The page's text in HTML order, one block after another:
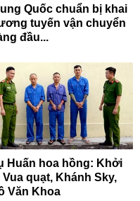
Quốc chuẩn bị khai
tuyến vận chuyển
đầu...
Huấn hoa hồng: Khởi
Vua quạt, Khánh Sky,
Văn Khoa